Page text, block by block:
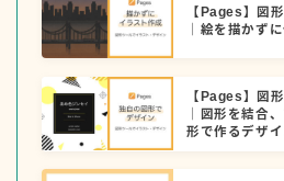
【Pages】図
｜絵を描かず
【Pages】図
｜図形を結合
形で作るデザ